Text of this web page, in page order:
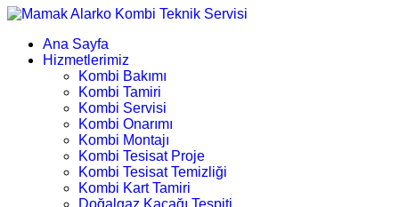
Ana Sayfa
Hizmetlerimiz
Kombi Bakımı
Kombi Tamiri
Kombi Servisi
Kombi Onarımı
Kombi Montajı
Kombi Tesisat Proje
Kombi Tesisat Temizliği
Kombi Kart Tamiri
Doğalgaz Kaçağı Tespiti